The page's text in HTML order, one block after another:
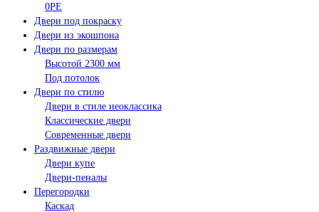
0PE
Двери под покраску
Двери из экошпона
Двери по размерам
Высотой 2300 мм
Под потолок
Двери по стилю
Двери в стиле неоклассика
Классические двери
Современные двери
Раздвижные двери
Двери купе
Двери-пеналы
Перегородки
Каскад